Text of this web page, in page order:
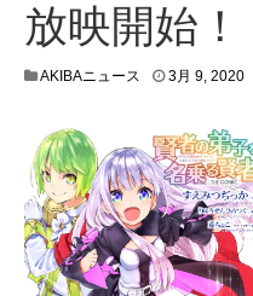
放映開始！
AKIBAニュース 3月 9, 20203
,
2
0
2
0